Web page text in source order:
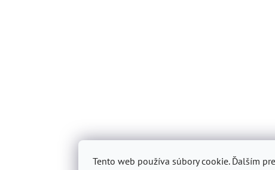
Tento web používa súbory cookie. Ďalším